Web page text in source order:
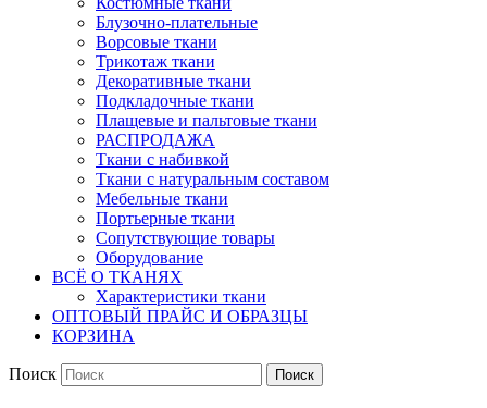
Блузочно-плательные
Ворсовые ткани
Трикотаж ткани
Декоративные ткани
Подкладочные ткани
Плащевые и пальтовые ткани
РАСПРОДАЖА
Ткани с набивкой
Ткани с натуральным составом
Мебельные ткани
Портьерные ткани
Сопутствующие товары
Оборудование
ВСЁ О ТКАНЯХ
Характеристики ткани
ОПТОВЫЙ ПРАЙС И ОБРАЗЦЫ
КОРЗИНА
Поиск